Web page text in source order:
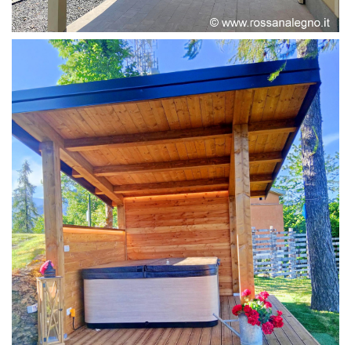
PERGOLA ADOSSATA